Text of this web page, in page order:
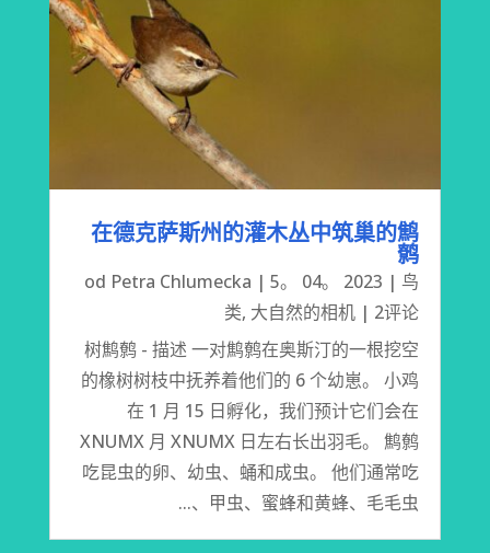
在德克萨斯州的灌木丛中筑巢的鹪
鹩
od Petra Chlumecka |5。 04。 2023 |鸟
类, 大自然的相机 | 2评论
树鹪鹩 - 描述 一对鹪鹩在奥斯汀的一根挖空
的橡树树枝中抚养着他们的 6 个幼崽。 小鸡
在 1 月 15 日孵化，我们预计它们会在
XNUMX 月 XNUMX 日左右长出羽毛。 鹪鹩
吃昆虫的卵、幼虫、蛹和成虫。 他们通常吃
甲虫、蜜蜂和黄蜂、毛毛虫、...